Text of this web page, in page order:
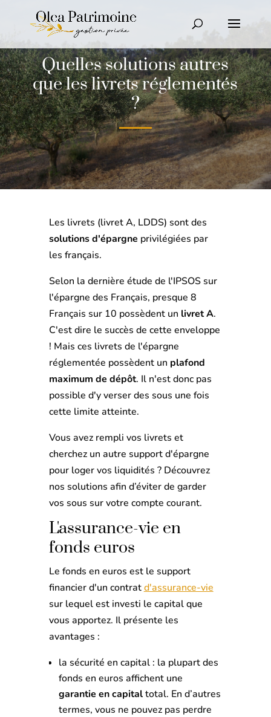
Quelles solutions autres
que les livrets réglementés
?
Les livrets (livret A, LDDS) sont des
solutions d'épargne privilégiées par
les français.
Selon la dernière étude de l'IPSOS sur
l'épargne des Français, presque 8
Français sur 10 possèdent un livret A.
C'est dire le succès de cette enveloppe
! Mais ces livrets de l'épargne
réglementée possèdent un plafond
maximum de dépôt. Il n'est donc pas
possible d'y verser des sous une fois
cette limite atteinte.
Vous avez rempli vos livrets et
cherchez un autre support d'épargne
pour loger vos liquidités ? Découvrez
nos solutions afin d’éviter de garder
vos sous sur votre compte courant.
L'assurance-vie en
fonds euros
Le fonds en euros est le support
financier d'un contratd'assurance-vie
sur lequel est investi le capital que
vous apportez. Il présente les
avantages :
la sécurité en capital : la plupart des
fonds en euros affichent une
garantie en capitaltotal. En d’autres
termes, vous ne pouvez pas perdre